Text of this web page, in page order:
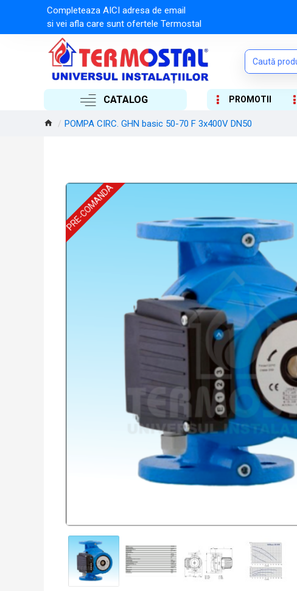
Completeaza AICI adresa de email
si vei afla care sunt ofertele Termostal
CATALOG PROMOTII
POMPA CIRC. GHN basic 50-70 F 3x400V DN50
PRE-COMANDA